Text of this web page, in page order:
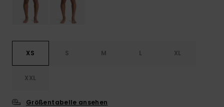
XS S M L XL
XXL
Größentabelle ansehen